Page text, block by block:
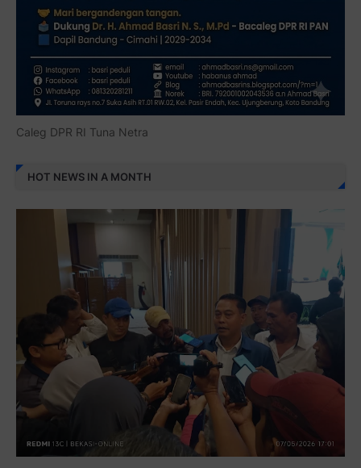
Caleg DPR RI Tuna Netra
HOT NEWS IN A MONTH